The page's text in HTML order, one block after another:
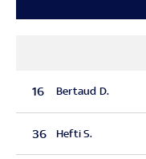
16 Bertaud D.
36 Hefti S.